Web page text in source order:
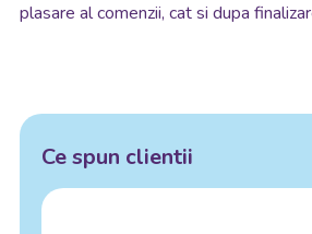
plasare al comenzii, cat si dupa
Ce spun clientii